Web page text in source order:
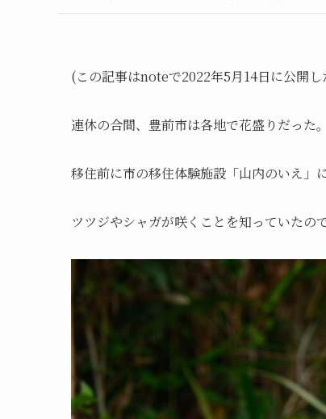
(この記事はnoteで2022年5月14日に公開
連休の合間、豊前市は各地で花盛りだった。
移住前に市の移住体験施設「山内のいえ」
ツツジやシャガが咲くことを知っていたの